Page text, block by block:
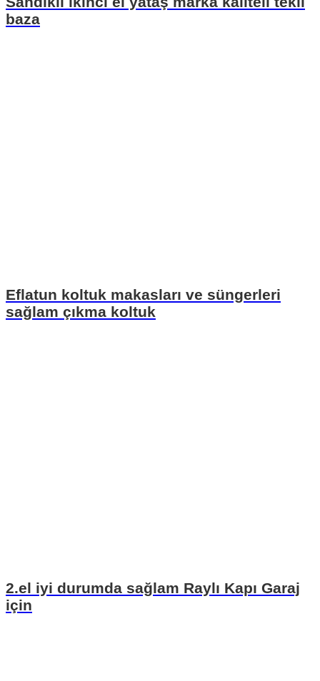
baza
Eflatun koltuk makasları ve süngerleri
sağlam çıkma koltuk
2.el iyi durumda sağlam Raylı Kapı Garaj
için